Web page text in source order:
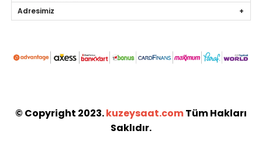
Adresimiz
© Copyright 2023.kuzeysaat.comTüm Hakları
Saklıdır.